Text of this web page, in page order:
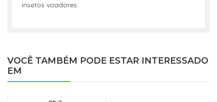
insetos voadores.
VOCÊ TAMBÉM PODE ESTAR INTERESSADO
EM